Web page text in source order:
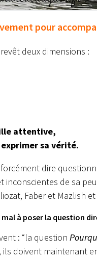
pour
deux dimensions :
attentive,
exprimer sa vérité.
dire
inconscientes de sa
Faber et Mazlish
mal à poser la question
: “la question
ils doivent maintenant